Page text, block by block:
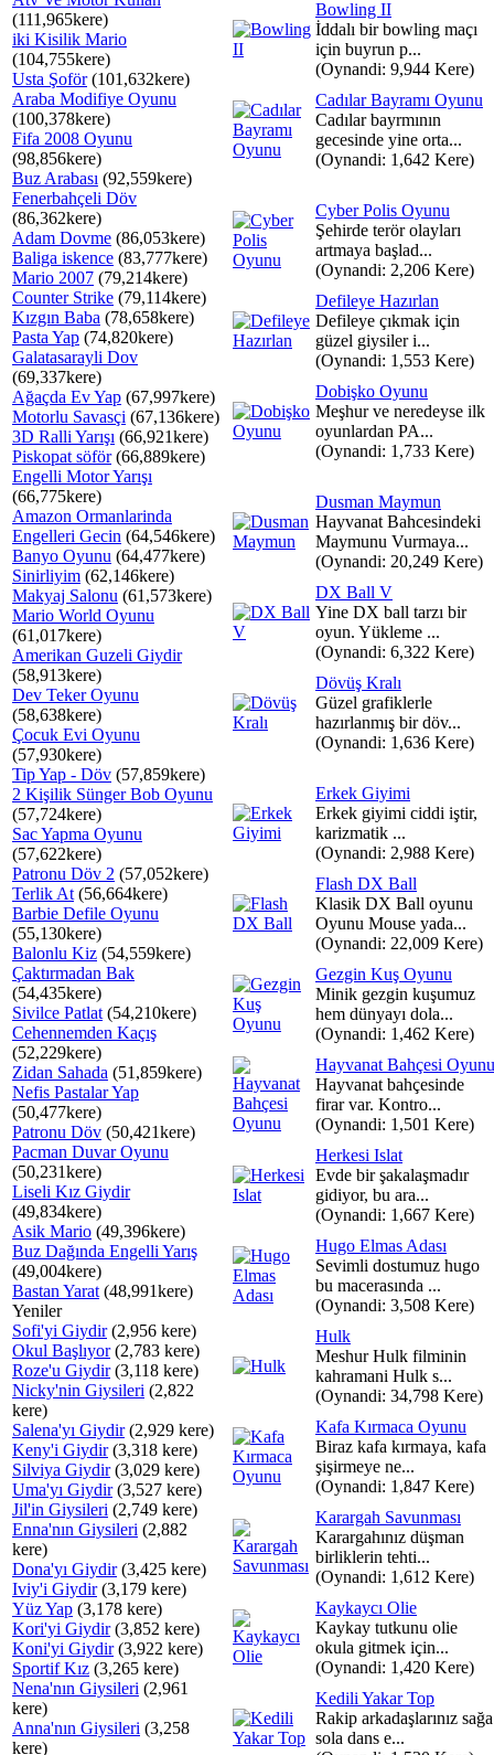
(111,965kere)
iki Kisilik Mario
(104,755kere)
Usta Şoför(101,632kere)
Araba Modifiye Oyunu
(100,378kere)
Fifa 2008 Oyunu
(98,856kere)
Buz Arabası (92,559kere)
Fenerbahçeli Döv
(86,362kere)
Adam Dovme (86,053kere)
Baliga iskence (83,777kere)
Mario 2007 (79,214kere)
Counter Strike (79,114kere)
Kızgın Baba (78,658kere)
Pasta Yap (74,820kere)
Galatasarayli Dov
(69,337kere)
Ağaçda Ev Yap (67,997kere)
Motorlu Savasçi (67,136kere)
3D Ralli Yarışı (66,921kere)
Piskopat söför(66,889kere)
Engelli Motor Yarışı
(66,775kere)
Amazon Ormanlarinda
Engelleri Gecin (64,546kere)
Banyo Oyunu (64,477kere)
Sinirliyim (62,146kere)
Makyaj Salonu (61,573kere)
Mario World Oyunu
(61,017kere)
Amerikan Guzeli Giydir
(58,913kere)
Dev Teker Oyunu
(58,638kere)
Çocuk Evi Oyunu
(57,930kere)
Tip Yap - Döv (57,859kere)
2 Kişilik Sünger Bob Oyunu
(57,724kere)
Sac Yapma Oyunu
(57,622kere)
Patronu Döv 2 (57,052kere)
Terlik At (56,664kere)
Barbie Defile Oyunu
(55,130kere)
Balonlu Kiz (54,559kere)
Çaktırmadan Bak
(54,435kere)
Sivilce Patlat (54,210kere)
Cehennemden Kaçış
(52,229kere)
Zidan Sahada (51,859kere)
Nefis Pastalar Yap
(50,477kere)
Patronu Döv (50,421kere)
Pacman Duvar Oyunu
(50,231kere)
Liseli Kız Giydir
(49,834kere)
Asik Mario (49,396kere)
Buz Dağında Engelli Yarış
(49,004kere)
Bastan Yarat (48,991kere)
Yeniler
Sofi'yi Giydir(2,956 kere)
Okul Başlıyor(2,783 kere)
Roze'u Giydir(3,118 kere)
Nicky'nin Giysileri (2,822
kere)
Salena'yı Giydir(2,929 kere)
Keny'i Giydir(3,318 kere)
Silviya Giydir(3,029 kere)
Uma'yı Giydir(3,527 kere)
Jil'in Giysileri (2,749 kere)
Enna'nın Giysileri (2,882
kere)
Dona'yı Giydir(3,425 kere)
Iviy'i Giydir(3,179 kere)
Yüz Yap (3,178 kere)
Kori'yi Giydir(3,852 kere)
Koni'yi Giydir(3,922 kere)
Sportif Kız (3,265 kere)
Nena'nın Giysileri (2,961
kere)
Anna'nın Giysileri (3,258
kere)
Bowling II
İddalı bir bowling maçı
için buyrun p...
(Oynandi: 9,944 Kere)
Cadılar Bayramı Oyunu
Cadılar bayrmının
gecesinde yine orta...
(Oynandi: 1,642 Kere)
Cyber Polis Oyunu
Şehirde terör olayları
artmaya başlad...
(Oynandi: 2,206 Kere)
Defileye Hazırlan
Defileye çıkmak için
güzel giysiler i...
(Oynandi: 1,553 Kere)
Dobişko Oyunu
Meşhur ve neredeyse ilk
oyunlardan PA...
(Oynandi: 1,733 Kere)
Dusman Maymun
Hayvanat Bahcesindeki
Maymunu Vurmaya...
(Oynandi: 20,249 Kere)
DX Ball V
Yine DX ball tarzı bir
oyun. Yükleme ...
(Oynandi: 6,322 Kere)
Dövüş Kralı
Güzel grafiklerle
hazırlanmış bir döv...
(Oynandi: 1,636 Kere)
Erkek Giyimi
Erkek giyimi ciddi iştir,
karizmatik ...
(Oynandi: 2,988 Kere)
Flash DX Ball
Klasik DX Ball oyunu
Oyunu Mouse yada...
(Oynandi: 22,009 Kere)
Gezgin Kuş Oyunu
Minik gezgin kuşumuz
hem dünyayı dola...
(Oynandi: 1,462 Kere)
Hayvanat Bahçesi Oyunu
Hayvanat bahçesinde
firar var. Kontro...
(Oynandi: 1,501 Kere)
Herkesi Islat
Evde bir şakalaşmadır
gidiyor, bu ara...
(Oynandi: 1,667 Kere)
Hugo Elmas Adası
Sevimli dostumuz hugo
bu macerasında ...
(Oynandi: 3,508 Kere)
Hulk
Meshur Hulk filminin
kahramani Hulk s...
(Oynandi: 34,798 Kere)
Kafa Kırmaca Oyunu
Biraz kafa kırmaya, kafa
şişirmeye ne...
(Oynandi: 1,847 Kere)
Karargah Savunması
Karargahınız düşman
birliklerin tehti...
(Oynandi: 1,612 Kere)
Kaykaycı Olie
Kaykay tutkunu olie
okula gitmek için...
(Oynandi: 1,420 Kere)
Kedili Yakar Top
Rakip arkadaşlarınız sağa
sola dans e...